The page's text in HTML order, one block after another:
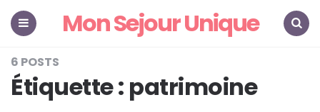
Mon Sejour Unique
6 POSTS
Étiquette : patrimoine